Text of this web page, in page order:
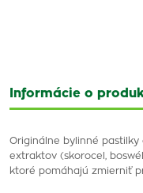
Informácie o
Originálne bylinné pastilky
extraktov (skorocel,
ktoré pomáhajú zmierniť